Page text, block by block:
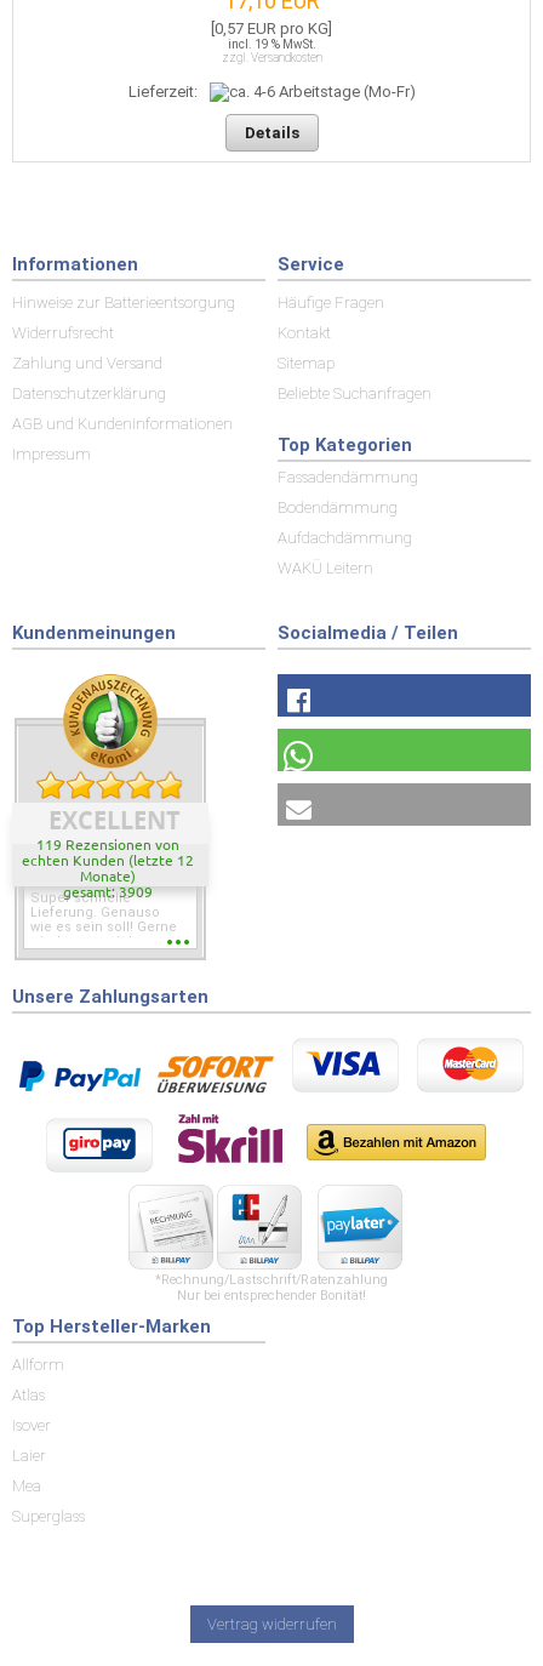
[0,57 EUR pro KG]
incl. 19 % MwSt.
zzgl. Versandkosten
Lieferzeit:
Details
Informationen
Hinweise zur Batterieentsorgung
Widerrufsrecht
Zahlung und Versand
Datenschutzerklärung
AGB und Kundeninformationen
Impressum
Service
Häufige Fragen
Kontakt
Sitemap
Beliebte Suchanfragen
Top Kategorien
Fassadendämmung
Bodendämmung
Aufdachdämmung
WAKÜ Leitern
Kundenmeinungen
EXCELLENT
119 Rezensionen von
echten Kunden (letzte 12
Monate)
gesamt: 3909
Super schnelle
Lieferung. Genauso
wie es sein soll! Gerne
wieder wenn ich was
Socialmedia / Teilen
Unsere Zahlungsarten
*Rechnung/Lastschrift/Ratenzahlung
Nur bei entsprechender Bonität!
Top Hersteller-Marken
Allform
Atlas
Isover
Laier
Mea
Superglass
Vertrag widerrufen